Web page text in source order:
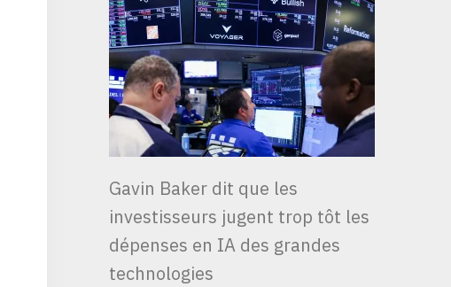
Gavin Baker dit que les
investisseurs jugent trop tôt les
dépenses en IA des grandes
technologies